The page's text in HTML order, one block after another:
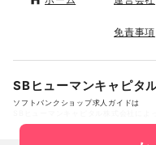
免責事項
SBヒューマンキャピタ
ソフトバンクショップ求人ガイドは